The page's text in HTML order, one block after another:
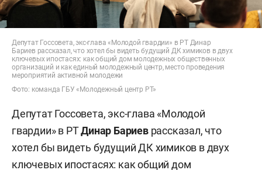
Депутат Госсовета, экс-глава «Молодой гвардии» в РТ Динар
Бариев рассказал, что хотел бы видеть будущий ДК химиков в двух
ключевых ипостасях: как общий дом молодежных общественных
организаций и как единый молодежный центр, место проведения
мероприятий активной молодежи
Фото: команда ГБУ «Молодежный центр РТ»
Депутат Госсовета, экс-глава «Молодой
гвардии» в РТДинар Бариеврассказал, что
хотел бы видеть будущий ДК химиков в двух
ключевых ипостасях: как общий дом